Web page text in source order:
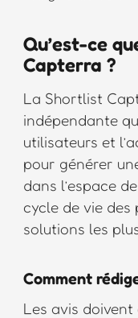
Qu’est-ce
Capterra ?
La Shortlist
indépendante
utilisateurs et
pour générer
dans l’espace
cycle de vie
solutions les
Comment
Les avis